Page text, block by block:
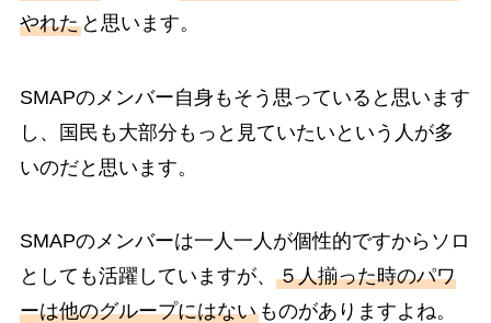
やれたと思います。
SMAPのメンバー自身もそう思っていると思います
し、国民も大部分もっと見ていたいという人が多
いのだと思います。
SMAPのメンバーは一人一人が個性的ですからソロ
としても活躍していますが、 ５人揃った時のパワ
ーは他のグループにはないものがありますよね。